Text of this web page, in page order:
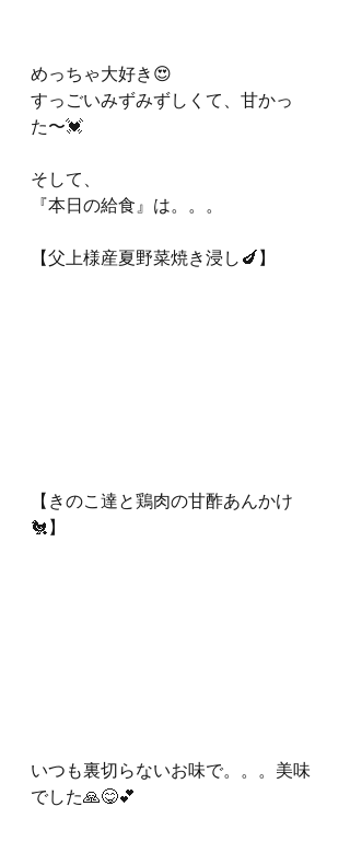
めっちゃ大好き😍
すっごいみずみずしくて、甘かっ
た〜💓
そして、
『本日の給食』は。。。
【父上様産夏野菜焼き浸し🍆】
【きのこ達と鶏肉の甘酢あんかけ
🐔】
いつも裏切らないお味で。。。美味
でした🙏😋💕